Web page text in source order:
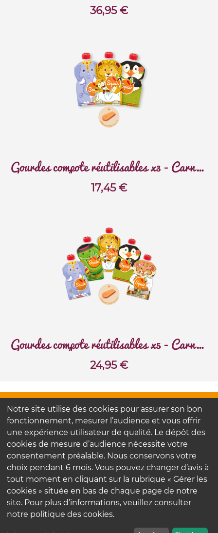
36,95€
Gourdes compote réutilisables x3 - Carnaval
17,45€
Gourdes compote réutilisables x5 - Carnaval
24,95€
FAQ
Contactez-nous
Nos engagements
Mentions légales
Politique de confidentialité
Notre site utilise des cookies pour assurer son bon
fonctionnement, mesurer l’audience et vous offrir
une expérience utilisateur de qualité. Le dépôt des
cookies de mesure d’audience nécessite votre
consentement préalable. Nous conservons votre
choix pendant 6 mois. Vous pouvez changer d’avis à
tout moment en cliquant sur la rubrique « Gérer les
cookies » située en bas de chaque page de notre
site. Pour plus d’informations, veuillez consulter
notre politique des cookies.